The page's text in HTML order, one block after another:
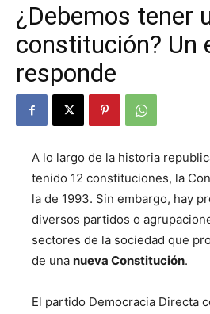
¿Debemos tener
constitución? Un
responde
A lo largo de la historia
tenido 12 constituciones, la
la de 1993. Sin embargo, hay
diversos partidos o
sectores de la sociedad que
de una nueva Constitución.
El partido Democracia Directa